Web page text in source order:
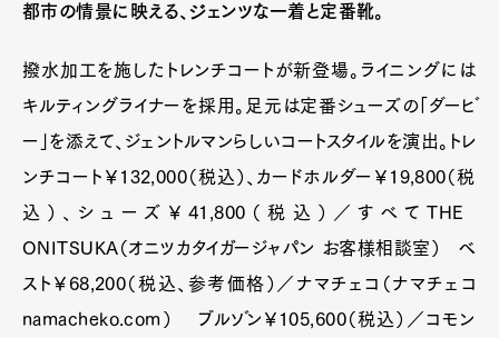
都市の情景に映える、ジェンツな一着と定番靴。
撥水加工を施したトレンチコートが新登場。ライニングには
キルティングライナーを採用。足元は定番シューズの「ダービ
ー」を添えて、ジェントルマンらしいコートスタイルを演出。トレ
ンチコート￥132,000（税込）、カードホルダー￥19,800（税
込）、シューズ￥41,800（税込）／すべてTHE
ONITSUKA（オニツカタイガージャパン お客様相談室） ベ
スト￥68,200（税込、参考価格）／ナマチェコ（ナマチェコ
namacheko.com） ブルゾン￥105,600（税込）／コモン